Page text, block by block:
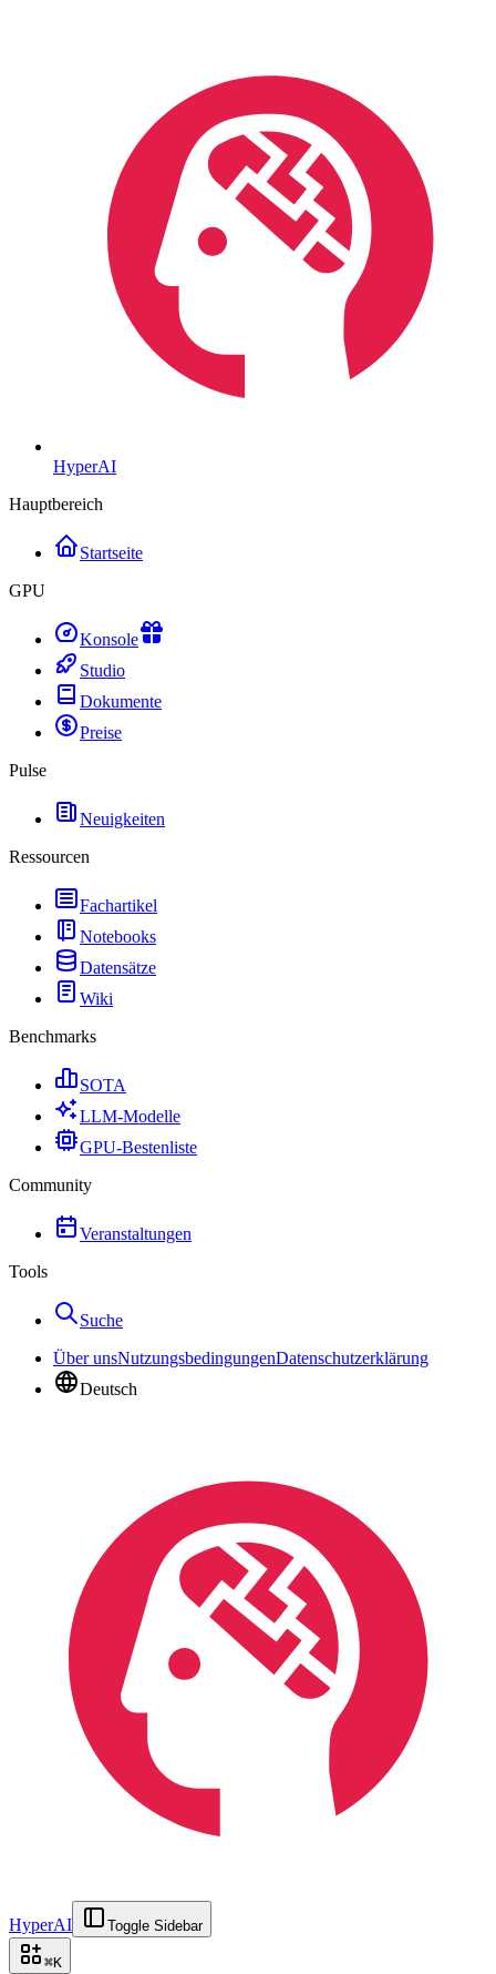
HyperAI
Hauptbereich
Startseite
GPU
Konsole
Studio
Dokumente
Preise
Pulse
Neuigkeiten
Ressourcen
Fachartikel
Notebooks
Datensätze
Wiki
Benchmarks
SOTA
LLM-Modelle
GPU-Bestenliste
Community
Veranstaltungen
Tools
Suche
Über unsNutzungsbedingungenDatenschutzerklärung
Deutsch
HyperAI Toggle Sidebar
⌘K